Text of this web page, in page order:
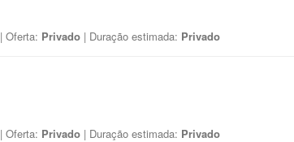
| Oferta: Privado | Duração estimada: Privado
| Oferta: Privado | Duração estimada: Privado